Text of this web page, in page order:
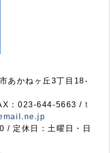
あかねヶ丘3丁目18-
：023-644-5663 / t
/ 定休日：土曜日・日